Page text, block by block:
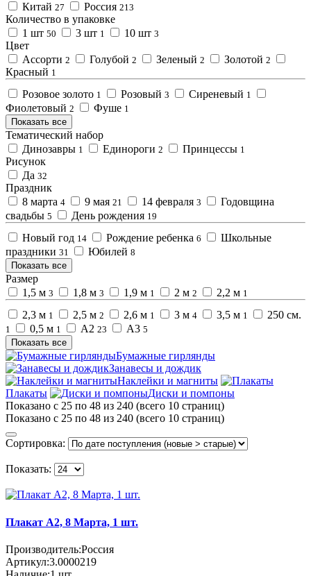
Китай 27 Россия 213
Количество в упаковке
1 шт 50 3 шт 1 10 шт 3
Цвет
Ассорти 2 Голубой 2 Зеленый 2 Золотой 2
Красный 1
Розовое золото 1 Розовый 3 Сиреневый 1
Фиолетовый 2 Фуше 1
Показать все
Тематический набор
Динозавры 1 Единороги 2 Принцессы 1
Рисунок
Да 32
Праздник
8 марта 4 9 мая 21 14 февраля 3
Годовщина
свадьбы 5 День рождения 19
Новый год 14 Рождение ребенка 6
Школьные
праздники 31 Юбилей 8
Показать все
Размер
1,5 м 3 1,8 м 3 1,9 м 1 2 м 2 2,2 м 1
2,3 м 1 2,5 м 2 2,6 м 1 3 м 4 3,5 м 1 250 см.
1 0,5 м 1 А2 23 А3 5
Показать все
Бумажные гирлянды
Занавесы и дождик
Наклейки и магниты
Плакаты
Диски и помпоны
Показано с 25 по 48 из 240 (всего 10 страниц)
Показано с 25 по 48 из 240 (всего 10 страниц)
Сортировка:
Показать:
Плакат А2, 8 Марта, 1 шт.
Производитель:Россия
Артикул:3.0000219